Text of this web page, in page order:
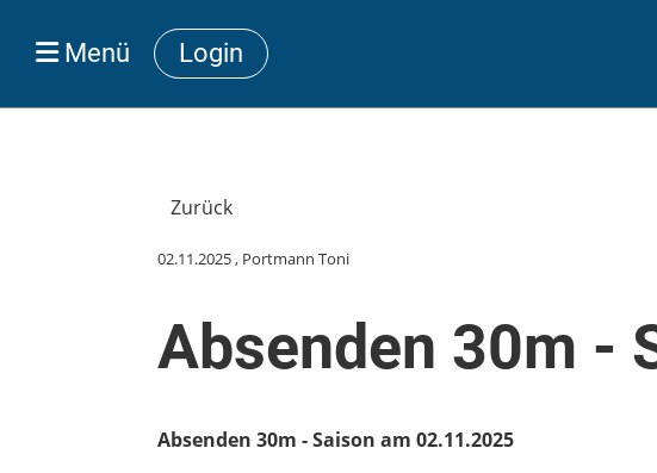
Login
Menü
Zurück
02.11.2025, Portmann Toni
Absenden 30m -
Absenden 30m - Saison am 02.11.2025